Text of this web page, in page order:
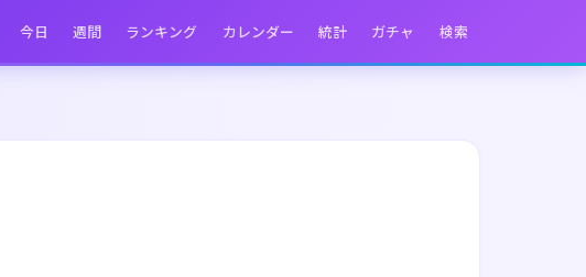
今日 週間 ランキング カレンダー 統計 ガチャ 検索